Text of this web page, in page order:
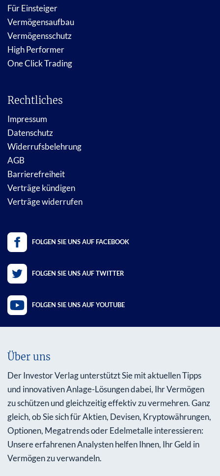
Für Einsteiger
Vermögensaufbau
Vermögensschutz
High Performer
One Click Trading
Rechtliches
Impressum
Datenschutz
Widerrufsbelehrung
AGB
Barrierefreiheit
Verträge kündigen
Verträge widerrufen
FOLGEN SIE UNS AUF FACEBOOK
FOLGEN SIE UNS AUF TWITTER
FOLGEN SIE UNS AUF YOUTUBE
Über uns
Der Investor Verlag unterstützt Sie mit aktuellen Tipps
und innovativen Anlage-Lösungen dabei, Ihr Vermögen
zu schützen und gleichzeitig effektiv zu vermehren. Ganz
gleich, ob Sie sich für Aktien, Devisen, Kryptowährungen,
Optionen, Megatrends oder Edelmetalle interessieren:
Unsere erfahrenen Analysten helfen Ihnen, Ihr Geld in
Vermögen zu verwandeln.